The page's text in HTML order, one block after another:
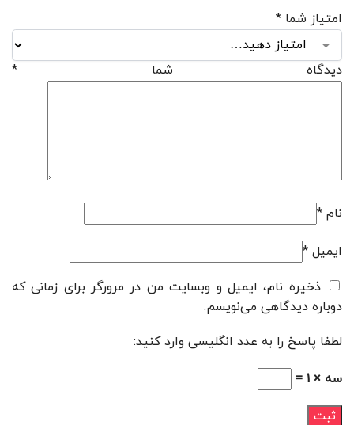
امتیاز شما *
دیدگاه شما *
نام *
ایمیل *
ذخیره نام، ایمیل و وبسایت من در مرورگر برای زمانی که
دوباره دیدگاهی می‌نویسم.
لطفا پاسخ را به عدد انگلیسی وارد کنید:
سه × 1 =